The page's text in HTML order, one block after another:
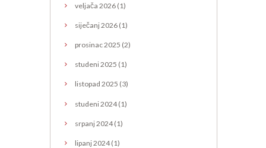
veljača 2026(1)
siječanj2026(1)
prosinac2025 (2)
studeni2025 (1)
listopad 2025 (3)
studeni2024(1)
srpanj2024(1)
lipanj2024(1)